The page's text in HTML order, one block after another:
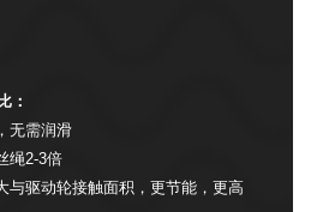
：
无需润滑
绳2-3倍
与驱动轮接触面积，更节能，更高